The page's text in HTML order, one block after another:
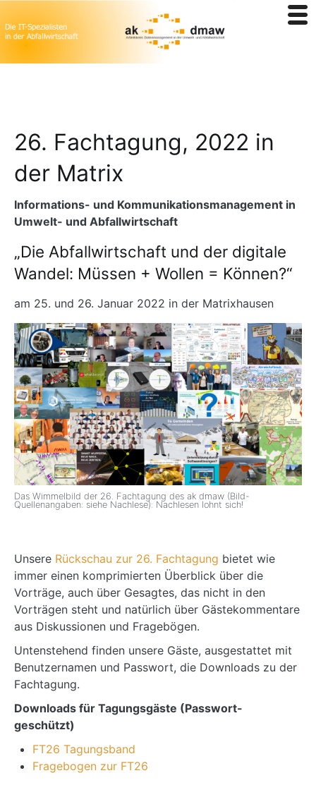
Zum
Inhalt
springen
26. Fachtagung, 2022 in
der Matrix
Informations- und Kommunikationsmanagement in
Umwelt- und Abfallwirtschaft
„Die Abfallwirtschaft und der digitale
Wandel: Müssen + Wollen = Können?“
am 25. und 26. Januar 2022 in der Matrixhausen
Das Wimmelbild der 26. Fachtagung des ak dmaw (Bild-
Quellenangaben: siehe Nachlese): Nachlesen lohnt sich!
Unsere Rückschau zur 26. Fachtagung bietet wie
immer einen komprimierten Überblick über die
Vorträge, auch über Gesagtes, das nicht in den
Vorträgen steht und natürlich über Gästekommentare
aus Diskussionen und Fragebögen.
Untenstehend finden unsere Gäste, ausgestattet mit
Benutzernamen und Passwort, die Downloads zu der
Fachtagung.
Downloads für Tagungsgäste (Passwort-
geschützt)
FT26 Tagungsband
Fragebogen zur FT26